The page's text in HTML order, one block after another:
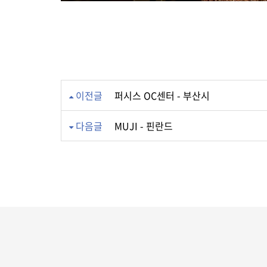
이전글 퍼시스 OC센터 - 부산시
다음글 MUJI - 핀란드